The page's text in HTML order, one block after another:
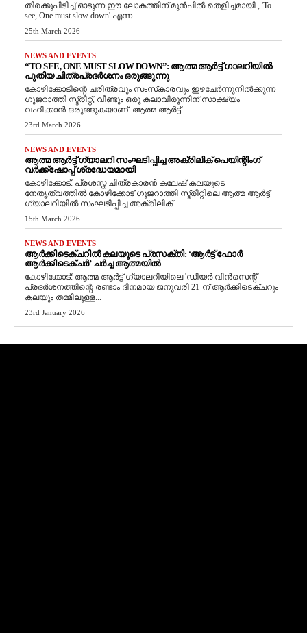
തിരക്കുപിടിച്ച് ഓടുന്ന ഈ ലോകത്തിന് മുൻപിൽ തെളിച്ചമായി , 'To
see, One must slow down' എന്ന...
25th March 2026
NEWS AND EVENTS
“TO SEE, ONE MUST SLOW DOWN”: ആത്മ ആർട്ട് ഗാലറിയിൽ
പുതിയ ചിത്രപ്രദർശനം ഒരുങ്ങുന്നു
കോഴിക്കോടിന്റെ ചരിത്രവും സംസ്‌കാരവും ഇഴചേർന്നുനിൽക്കുന്ന
ഗുജറാത്തി സ്ട്രീറ്റ്, വീണ്ടും ഒരു കലാവിരുന്നിന് സാക്ഷ്യം
വഹിക്കാൻ ഒരുങ്ങുകയാണ്. ആത്മ ആർട്ട്...
23rd March 2026
NEWS AND EVENTS
ആത്മ ആർട്ട് ഗ്യാലറി സംഘടിപ്പിച്ച അക്രിലിക് പെയിന്റിംഗ്
വർക്ക്‌ഷോപ്പ് ശ്രദ്ധേയമായി
കോഴിക്കോട്: പ്രശസ്ത ചിത്രകാരൻ കലേഷ് കലയുടെ
നേതൃത്വത്തിൽ കോഴിക്കോട് ഗുജറാത്തി സ്ട്രീറ്റിലെ ആത്മ ആർട്ട്
ഗ്യാലറിയിൽ സംഘടിപ്പിച്ച അക്രിലിക്...
15th March 2026
NEWS AND EVENTS
ആർക്കിടെക്ചറിൽ കലയുടെ പ്രസക്തി: ‘ആർട്ട് ഫോർ
ആർക്കിടെക്ചർ’ ചർച്ച ആത്മയിൽ
​കോഴിക്കോട്: ആത്മ ആർട്ട് ഗ്യാലറിയിലെ 'ഡിയർ വിൻസെന്റ്'
പ്രദർശനത്തിന്റെ രണ്ടാം ദിനമായ ജനുവരി 21-ന് ആർക്കിടെക്ചറും
കലയും തമ്മിലുള്ള...
23rd January 2026